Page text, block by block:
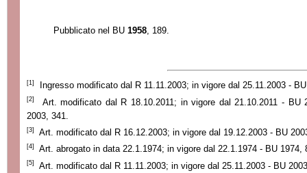
Pubblicato nel BU 1958 , 189.
[1] Ingresso modificato dal R 11.11.2003; in vigore dal 25.11.2003 -
[2]
Art. modificato dal R 18.10.2011; in vigore dal 21.10.2011 - BU
2003, 341.
[3] Art. modificato dal R 16.12.2003; in vigore dal 19.12.2003 - BU
[4] Art. abrogato in data 22.1.1974; in vigore dal 22.1.1974 - BU 1974,
[5] Art. modificato dal R 11.11.2003; in vigore dal 25.11.2003 - BU